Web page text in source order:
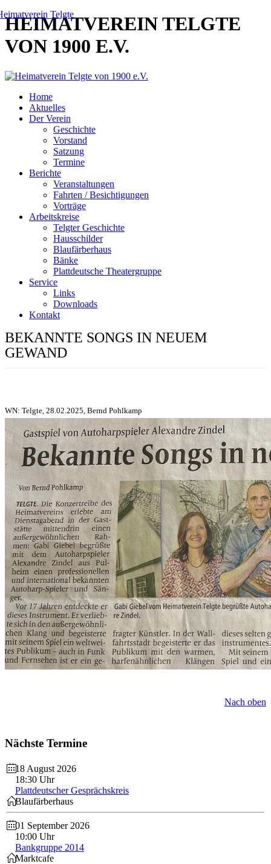
HEIMATVEREIN TELGTE
VON 1900 E.V.
Home
Aktuelles
Der Verein
Geschichte
Vorstand
Satzung
Termine
Berichte
Veranstaltungen
Fahrten / Besichtigungen
Vorträge
Arbeitskreise
Telgter Geschichte
Hausschilder
Blaufärberhaus
Bänke
Plattdeutsche Theatergruppe
Service
Links
Downloads
Kontakt
BEKANNTE SONGS IN NEUEM
GEWAND
WN: Telgte, 28.02.2025, Bernd Pohlkamp
Nach oben
Nächste Termine
18 August 2026
18:30 Uhr
Plattdeutscher Gesprächskreis
Blaufärberhaus
01 September 2026
10:00 Uhr
Bankgruppe 2014
Marktcafe